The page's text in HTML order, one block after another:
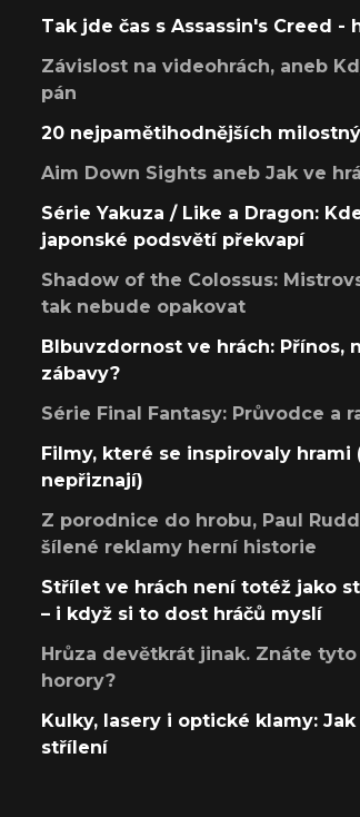
Tak jde čas s Assassin's Creed -
Závislost na videohrách, aneb
pán
20 nejpamětihodnějších
Aim Down Sights aneb Jak ve
Série Yakuza / Like a Dragon:
japonské podsvětí překvapí
Shadow of the Colossus:
tak nebude opakovat
Blbuvzdornost ve hrách: Přínos,
zábavy?
Série Final Fantasy: Průvodce a
Filmy, které se inspirovaly hrami
nepřiznají)
Z porodnice do hrobu, Paul
šílené reklamy herní historie
Střílet ve hrách není totéž jako
– i když si to dost hráčů myslí
Hrůza devětkrát jinak. Znáte
horory?
Kulky, lasery i optické klamy:
střílení